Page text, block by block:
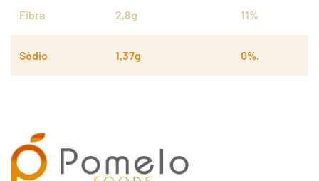
Fibra 2,8g 11%
Sódio 1,37g 0%.